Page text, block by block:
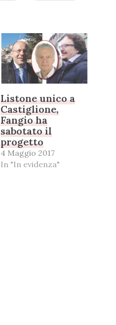
Listone unico a
Castiglione,
Fangio ha
sabotato il
progetto
4 Maggio 2017
In "In evidenza"